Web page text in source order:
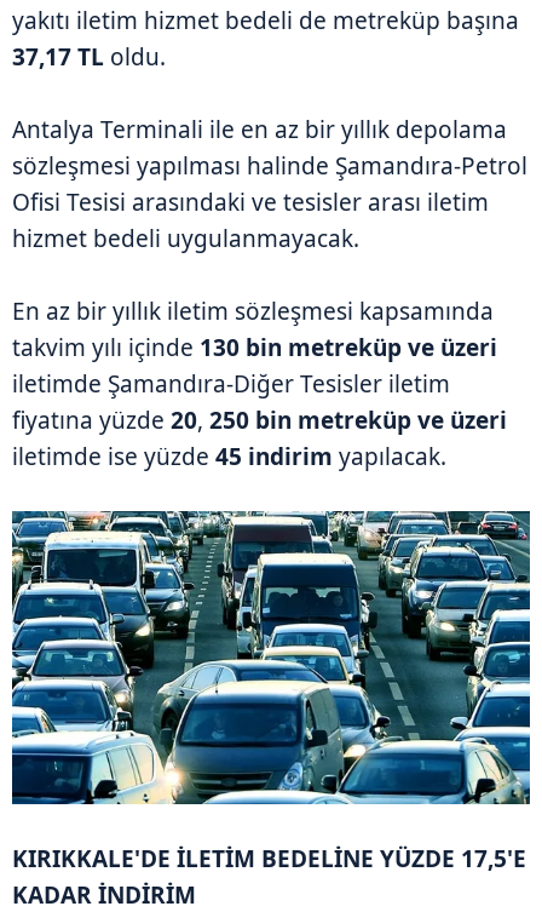
yakıtı iletim hizmet bedeli de metreküp başına
37,17 TL oldu.
Antalya Terminali ile en az bir yıllık depolama
sözleşmesi yapılması halinde Şamandıra-Petrol
Ofisi Tesisi arasındaki ve tesisler arası iletim
hizmet bedeli uygulanmayacak.
En az bir yıllık iletim sözleşmesi kapsamında
takvim yılı içinde 130 bin metreküp ve üzeri
iletimde Şamandıra-Diğer Tesisler iletim
fiyatına yüzde 20, 250 bin metreküp ve üzeri
iletimde ise yüzde 45 indirim yapılacak.
KIRIKKALE'DE İLETİM BEDELİNE YÜZDE 17,5'E
KADAR İNDİRİM